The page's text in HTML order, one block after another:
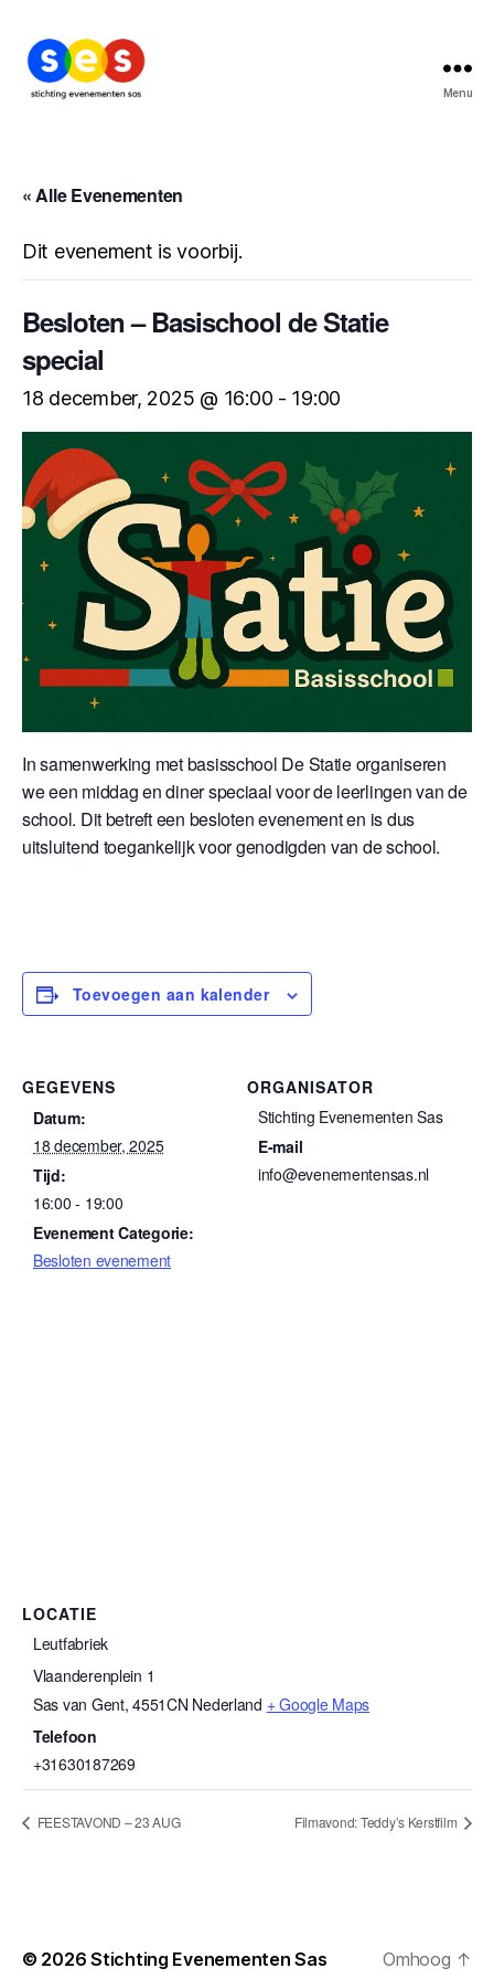
Menu
« Alle Evenementen
Dit evenement is voorbij.
Besloten – Basischool de Statie
special
18 december, 2025 @ 16:00 - 19:00
In samenwerking met basisschool De Statie organiseren
we een middag en diner speciaal voor de leerlingen van de
school. Dit betreft een besloten evenement en is dus
uitsluitend toegankelijk voor genodigden van de school.
Toevoegen aan kalender
GEGEVENS
Datum:
18 december, 2025
Tijd:
16:00 - 19:00
Evenement Categorie:
Besloten evenement
ORGANISATOR
Stichting Evenementen Sas
E-mail
info@evenementensas.nl
LOCATIE
Leutfabriek
Vlaanderenplein 1
Sas van Gent, 4551CN Nederland + Google Maps
Telefoon
+31630187269
FEESTAVOND – 23 AUG Filmavond: Teddy’s Kerstfilm
© 2026Stichting Evenementen Sas Omhoog ↑